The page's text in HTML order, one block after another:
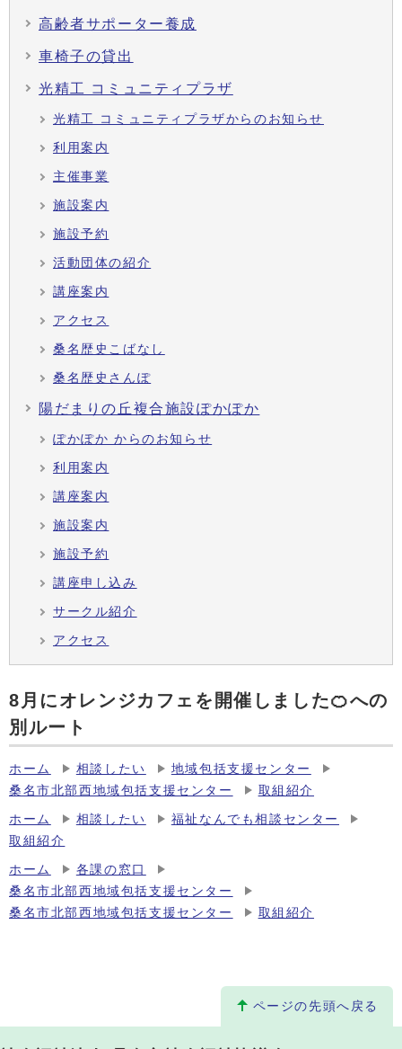
高齢者サポーター養成
車椅子の貸出
光精工 コミュニティプラザ
光精工 コミュニティプラザからのお知らせ
利用案内
主催事業
施設案内
施設予約
活動団体の紹介
講座案内
アクセス
桑名歴史こばなし
桑名歴史さんぽ
陽だまりの丘複合施設ぽかぽか
ぽかぽか からのお知らせ
利用案内
講座案内
施設案内
施設予約
講座申し込み
サークル紹介
アクセス
8月にオレンジカフェを開催しました🍊への
別ルート
ホーム 相談したい
地域包括支援センター
桑名市北部西地域包括支援センター
取組紹介
ホーム 相談したい
福祉なんでも相談センター
取組紹介
ホーム
各課の窓口
桑名市北部西地域包括支援センター
桑名市北部西地域包括支援センター
取組紹介
ページの先頭へ戻る